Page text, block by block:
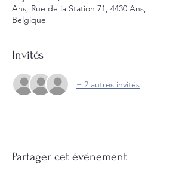
Ans, Rue de la Station 71, 4430 Ans,
Belgique
Invités
+ 2 autres invités
Partager cet événement